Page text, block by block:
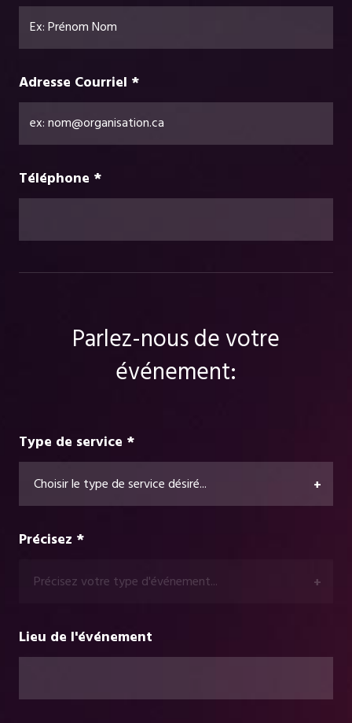
Adresse Courriel *
Téléphone *
Parlez-nous de votre
événement:
Type de service *
+
Choisir le type de service désiré...
Précisez *
+
Précisez votre type d'événement...
Lieu de l'événement